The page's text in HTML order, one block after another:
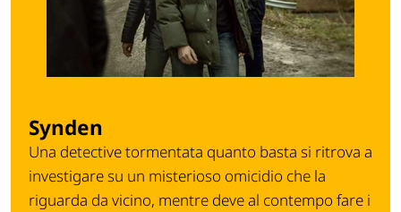
Synden
Una detective tormentata quanto basta si ritrova a
investigare su un misterioso omicidio che la
riguarda da vicino, mentre deve al contempo fare i